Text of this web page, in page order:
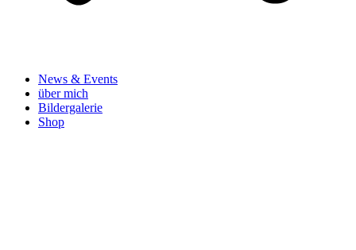
News & Events
über mich
Bildergalerie
Shop